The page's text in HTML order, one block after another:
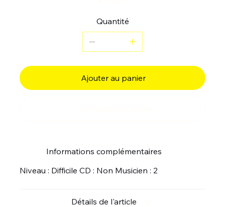
Quantité
Ajouter au panier
Informations complémentaires
Niveau : Difficile CD : Non Musicien : 2
Détails de l'article